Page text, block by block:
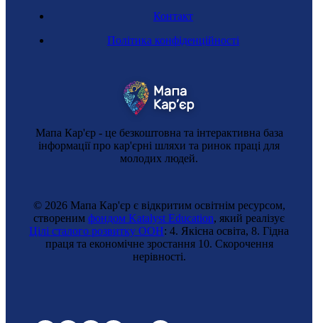
Спеціалістка з контролінгу
Мапа Кар'єр - це безкоштовна та інтерактивна база
інформації про кар'єрні шляхи та ринок праці для
молодих людей.
Контакт
Політика конфіденційності
© 2026 Мапа Кар'єр є відкритим освітнім ресурсом,
створеним фондом Katalyst Education, який реалізує
Цілі сталого розвитку ООН: 4. Якісна освіта, 8. Гідна
праця та економічне зростання 10. Cкорочення
нерівності.